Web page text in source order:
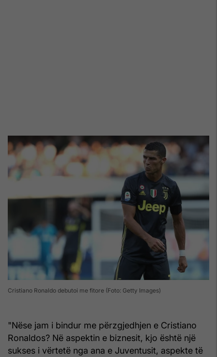
Cristiano Ronaldo debutoi me fitore (Foto: Getty Images)
"Nëse jam i bindur me përzgjedhjen e Cristiano
Ronaldos? Në aspektin e biznesit, kjo është një
sukses i vërtetë nga ana e Juventusit, aspekte të